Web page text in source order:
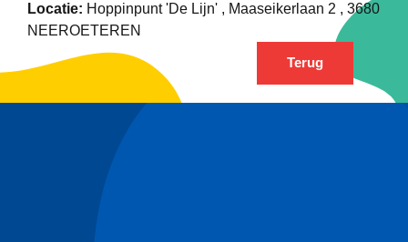
Locatie: Hoppinpunt 'De Lijn' , Maaseikerlaan 2 , 3680
NEEROETEREN
Terug